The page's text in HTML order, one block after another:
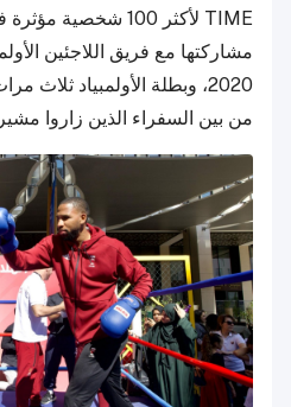
2020، وبطلة الأولمبياد
من بين السفراء الذين زاروا